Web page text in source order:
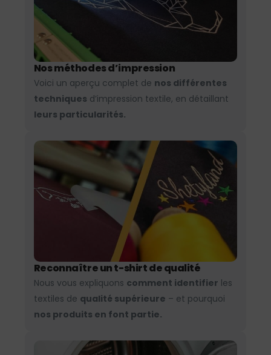
Nos méthodes d’impression
Voici un aperçu complet de nos différentes
techniques d’impression textile, en détaillant
leurs particularités.
Reconnaître un t-shirt de qualité
Nous vous expliquons comment identifier les
textiles de qualité supérieure – et pourquoi
nos produits en font partie.